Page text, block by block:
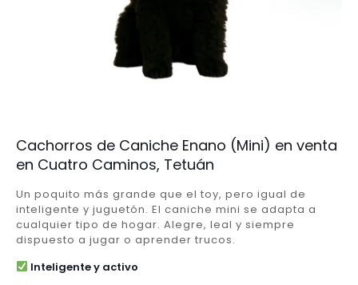
Cachorros de Caniche Enano (Mini) en venta
en Cuatro Caminos, Tetuán
Un poquito más grande que el toy, pero igual de
inteligente y juguetón. El caniche mini se adapta a
cualquier tipo de hogar. Alegre, leal y siempre
dispuesto a jugar o aprender trucos.
Inteligente y activo